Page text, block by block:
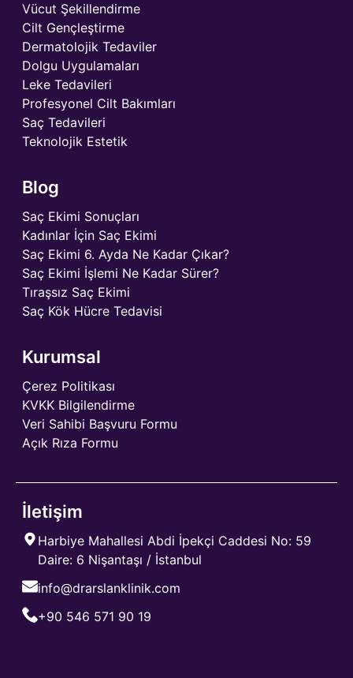
Vücut Şekillendirme
Cilt Gençleştirme
Dermatolojik Tedaviler
Dolgu Uygulamaları
Leke Tedavileri
Profesyonel Cilt Bakımları
Saç Tedavileri
Teknolojik Estetik
Blog
Saç Ekimi Sonuçları
Kadınlar İçin Saç Ekimi
Saç Ekimi 6. Ayda Ne Kadar Çıkar?
Saç Ekimi İşlemi Ne Kadar Sürer?
Tıraşsız Saç Ekimi
Saç Kök Hücre Tedavisi
Kurumsal
Çerez Politikası
KVKK Bilgilendirme
Veri Sahibi Başvuru Formu
Açık Rıza Formu
İletişim
Harbiye Mahallesi Abdi İpekçi Caddesi No: 59
Daire: 6 Nişantaşı / İstanbul
info@drarslanklinik.com
+90 546 571 90 19